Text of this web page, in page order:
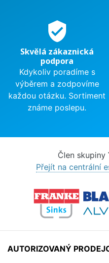
verified_user
Skvělá zákaznická
podpora
Kdykoliv poradíme s
výběrem a zodpovíme
každou otázku. Sortiment
známe poslepu.
Člen skupiny
Přejít na centrální
AUTORIZOVANÝ